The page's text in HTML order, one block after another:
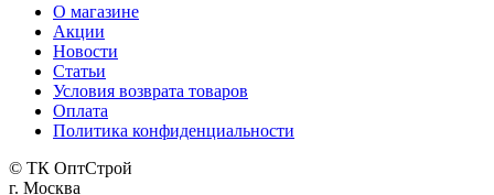
О магазине
Акции
Новости
Статьи
Условия возврата товаров
Оплата
Политика конфиденциальности
© ТК ОптСтрой
г. Москва